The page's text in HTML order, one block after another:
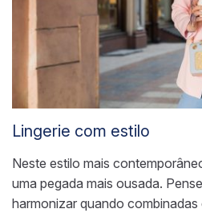
Lingerie com estilo
Neste estilo mais
uma pegada mais ousada.
harmonizar quando combinadas